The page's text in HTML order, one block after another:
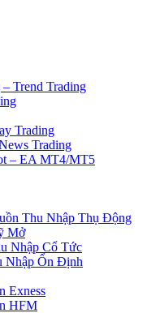
Trend Trading
Trading
Trading
– EA MT4/MT5
Thu Nhập Thụ Động
Mở
Nhập Cổ Tức
Nhập Ổn Định
Exness
HFM